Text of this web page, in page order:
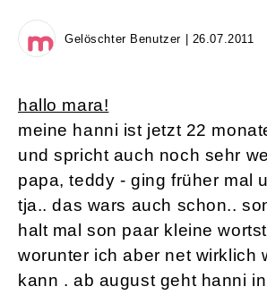
Gelöschter Benutzer | 26.07.2011
hallo mara!
meine hanni ist jetzt 22
und spricht auch noch sehr
papa, teddy - ging früher mal
tja.. das wars auch schon..
halt mal son paar kleine
worunter ich aber net wirklich
kann . ab august geht hanni